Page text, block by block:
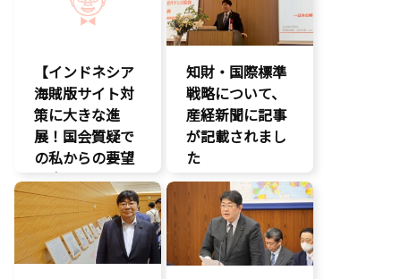
【インドネシア
海賊版サイト対
策に大きな進
展！国会質疑で
の私からの要望
に応え、三谷法
務副大臣がイン
ドネシア法務副
大臣に運営……
知財・国際標準
戦略について、
産経新聞に記事
が記載されまし
た
報道記事
知的財産
著作権